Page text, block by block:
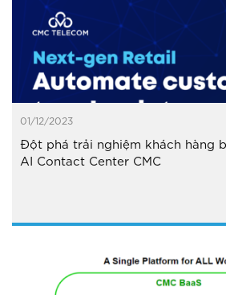
01/12/2023
Đột phá trải nghiệm khách hàng
AI Contact Center CMC